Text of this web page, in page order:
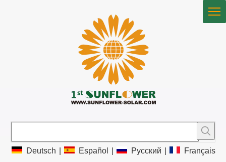
Deutsch Español Pусский
Français